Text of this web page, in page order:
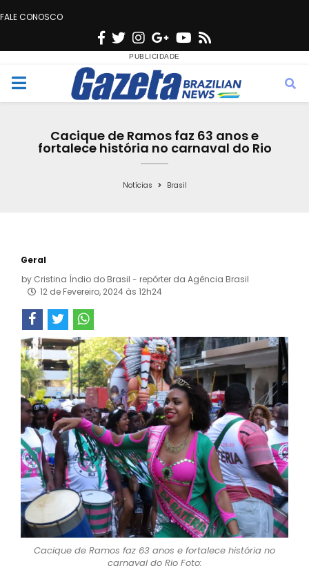
FALE CONOSCO
F
c
e
o
T
w
i
t
e
n
s
t
g
r
a
G
o
o
g
e
Y
u
t
b
s
M
Cacique de Ramos faz 63 anos e
fortalece história no carnaval do Rio
Notícias Brasil
Geral
by Cristina Índio do Brasil - repórter da Agência Brasil
12 de Fevereiro, 2024 às 12h24
Cacique de Ramos faz 63 anos e fortalece história no
carnaval do Rio Foto: